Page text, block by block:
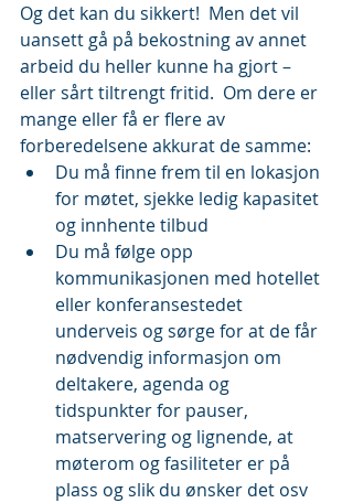
Og det kan du sikkert!  Men det vil
uansett gå på bekostning av annet
arbeid du heller kunne ha gjort –
eller sårt tiltrengt fritid.  Om dere er
mange eller få er flere av
forberedelsene akkurat de samme:
Du må finne frem til en lokasjon
for møtet, sjekke ledig kapasitet
og innhente tilbud
Du må følge opp
kommunikasjonen med hotellet
eller konferansestedet
underveis og sørge for at de får
nødvendig informasjon om
deltakere, agenda og
tidspunkter for pauser,
matservering og lignende, at
møterom og fasiliteter er på
plass og slik du ønsker det osv